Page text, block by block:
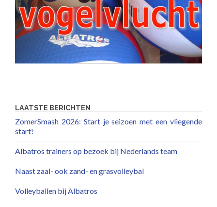
LAATSTE BERICHTEN
ZomerSmash 2026: Start je seizoen met een vliegende
start!
Albatros trainers op bezoek bij Nederlands team
Naast zaal- ook zand- en grasvolleybal
Volleyballen bij Albatros